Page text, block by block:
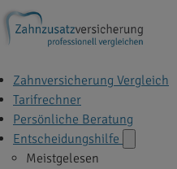
Zahnversicherung Vergleich
Tarifrechner
Persönliche Beratung
Entscheidungshilfe
Meistgelesen